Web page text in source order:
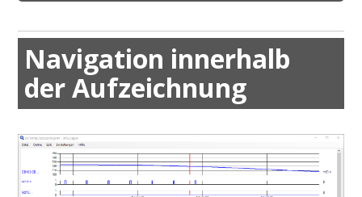
Navigation innerhalb
der Aufzeichnung